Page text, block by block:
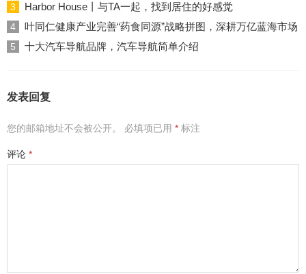
3 Harbor House丨与TA一起，找到居住的好感觉
4 叶同仁健康产业完善“药食同源”战略拼图，深耕万亿蓝海市场
5 十大汽车导航品牌，汽车导航简单介绍
发表回复
您的邮箱地址不会被公开。 必填项已用 * 标注
评论 *